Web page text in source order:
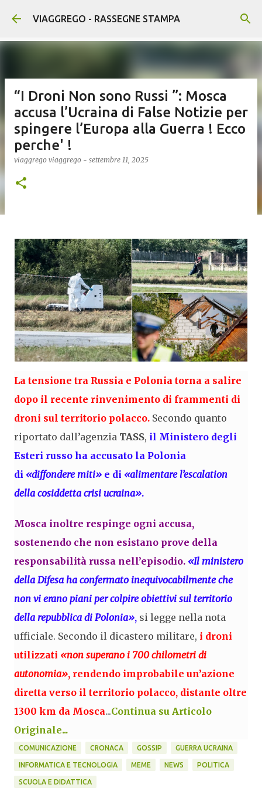
Passa ai contenuti principali
VIAGGREGO - RASSEGNE STAMPA
“I Droni Non sono Russi ”: Mosca
accusa l’Ucraina di False Notizie per
spingere l’Europa alla Guerra ! Ecco
perche' !
viaggrego viaggrego - settembre 11, 2025
La tensione tra Russia e Polonia torna a salire
dopo il recente rinvenimento di frammenti di
droni sul territorio polacco. Secondo quanto
riportato dall’agenzia TASS, il Ministero degli
Esteri russo ha accusato la Polonia
di «diffondere miti» e di «alimentare l’escalation
della cosiddetta crisi ucraina».
Mosca inoltre respinge ogni accusa,
sostenendo che non esistano prove della
responsabilità russa nell’episodio. «Il ministero
della Difesa ha confermato inequivocabilmente che
non vi erano piani per colpire obiettivi sul territorio
della repubblica di Polonia», si legge nella nota
ufficiale. Secondo il dicastero militare, i droni
utilizzati «non superano i 700 chilometri di
autonomia», rendendo improbabile un’azione
diretta verso il territorio polacco, distante oltre
1300 km da Mosca...Continua su Articolo
Originale...
COMUNICAZIONE CRONACA GOSSIP GUERRA UCRAINA
INFORMATICA E TECNOLOGIA MEME NEWS POLITICA
SCUOLA E DIDATTICA